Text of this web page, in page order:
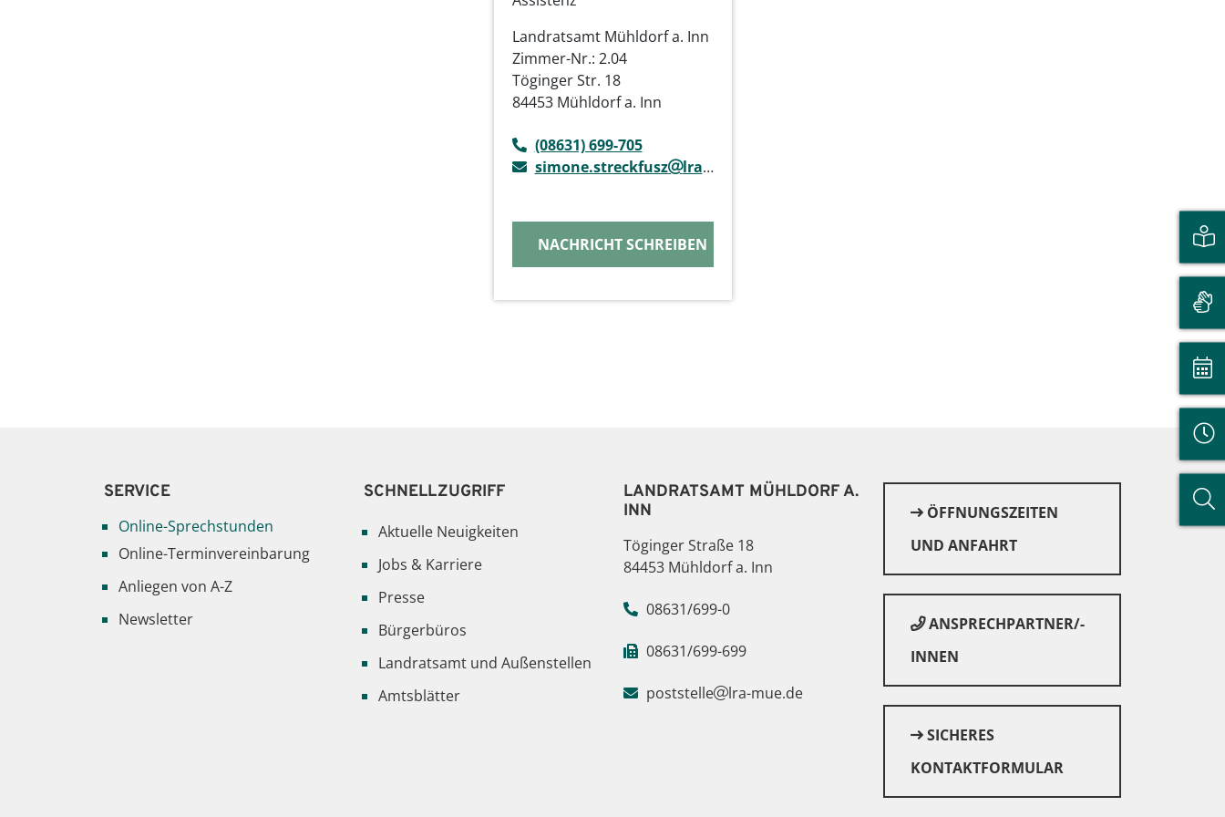
Landratsamt Mühldorf a. Inn
Zimmer-Nr.: 2.04
Töginger Str. 18
84453 Mühldorf a. Inn
(08631) 699-705
simone.streckfusz
lra-mue.de
NACHRICHT SCHREIBEN
SERVICE
Online-Sprechstunden
Online-Terminvereinbarung
Anliegen von A-Z
Newsletter
SCHNELLZUGRIFF
Aktuelle Neuigkeiten
Jobs & Karriere
Presse
Bürgerbüros
Landratsamt und Außenstellen
Amtsblätter
LANDRATSAMT MÜHLDORF A.
INN
Töginger Straße 18
84453 Mühldorf a. Inn
08631/699-0
08631/699-699
poststelle lra-mue.de
ÖFFNUNGSZEITEN
UND ANFAHRT
ANSPRECHPARTNER/-
INNEN
SICHERES
KONTAKTFORMULAR